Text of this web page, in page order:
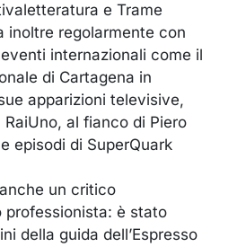
e Trame
inoltre regolarmente con
internazionali come il
di Cartagena in
apparizioni televisive,
al fianco di Piero
episodi di SuperQuark
un critico
professionista: è stato
della guida dell’Espresso